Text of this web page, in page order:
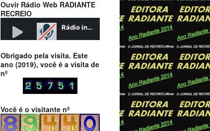
Ouvir Rádio Web RADIANTE
RECREIO
Obrigado pela visita. Este
ano (2019), você é a visita de
nº
Você é o visitante nº